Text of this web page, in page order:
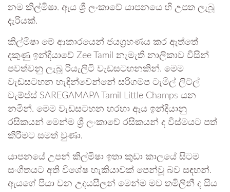
නම කිල්මිෂා. ඇය ශ්‍රී ලංකාවේ යාපනයෙ හි උපත ලැබූ
දැරියක්.
කිල්මිෂා මේ ආකාරයෙන් ජයග්‍රහණය කර ඇත්තේ
දකුණු ඉන්දියාවේ Zee Tamil නැමැති නාලිකාව විසින්
පවත්වනු ලැබූ රියැලිටි වැඩසටහනකින්. මෙම
වැඩසටහන හැඳින්වෙන්නේ සරිගමප ටැමිල් ලිට්ල්
චැම්ප්ස් SAREGAMAPA Tamil Little Champs යන
නමින්. මෙම වැඩසටහන හරහා ඇය ඉන්දියානු
රසිකයන් මෙන්ම ශ්‍රී ලංකාවේ රසිකයන් ද විස්මයට පත්
කිරීමට සමත් වුණා.
යාපනයේ උපන් කිල්මිෂා ඉතා කුඩා කාලයේ සිටම
සංගීතයට අති විශේෂ හැකියාවක් පෙන්වූ බව සඳහන්.
ඇයගේ පියා වන උදයසීලන් මෙන්ම මව තමිලිනී ද සිය